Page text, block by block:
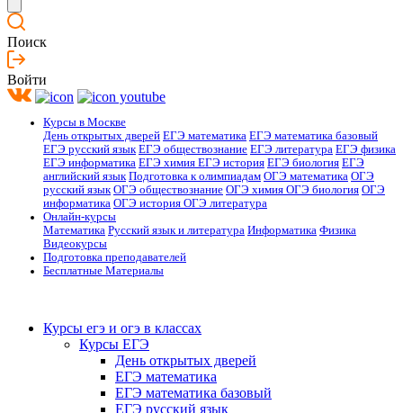
Поиск
Войти
Курсы в Москве
День открытых дверей ЕГЭ математика ЕГЭ математика базовый
ЕГЭ русский язык ЕГЭ обществознание ЕГЭ литература ЕГЭ физика
ЕГЭ информатика ЕГЭ химия ЕГЭ история ЕГЭ биология ЕГЭ
английский язык Подготовка к олимпиадам ОГЭ математика ОГЭ
русский язык ОГЭ обществознание ОГЭ химия ОГЭ биология ОГЭ
информатика ОГЭ история ОГЭ литература
Онлайн-курсы
Математика Русский язык и литература Информатика Физика
Видеокурсы
Подготовка преподавателей
Бесплатные Материалы
Курсы егэ и огэ в классах
Курсы ЕГЭ
День открытых дверей
ЕГЭ математика
ЕГЭ математика базовый
ЕГЭ русский язык